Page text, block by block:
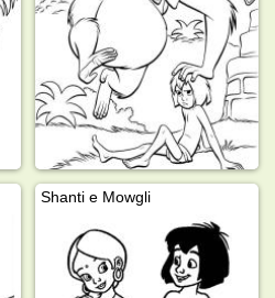
Shanti e Mowgli